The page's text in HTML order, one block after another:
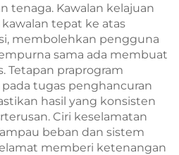
tenaga. Kawalan kelajuan
tepat ke atas
membolehkan pengguna
sama ada membuat
Tetapan praprogram
tugas penghancuran
hasil yang konsisten
Ciri keselamatan
beban dan sistem
memberi ketenangan